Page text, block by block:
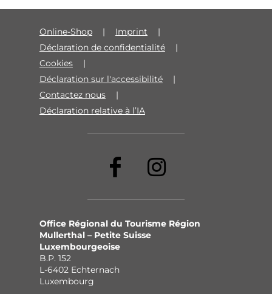
Online-Shop
Imprint
Déclaration de confidentialité
Cookies
Déclaration sur l'accessibilité
Contactez nous
Déclaration relative à l’IA
Office Régional du Tourisme Région
Mullerthal – Petite Suisse
Luxembourgeoise
B.P. 152
L-6402 Echternach
Luxembourg